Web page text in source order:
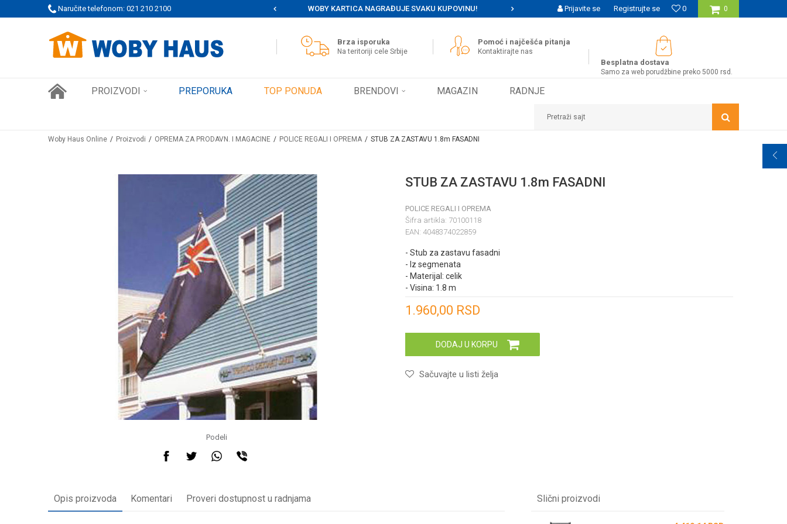
Naručite telefonom: 021 210 2100
PORUDŽBINE! SIGURNO PLAĆANJE PLATNIM KARTICAMA WOBY KARTICA NAGRAĐUJE SVAKU KUPOVINU! MOGUĆNOST BESPLATNE ISPORUKE ZA WEB PORUDŽBINE! 0
0
Prijavite se Registrujte se
Brza isporuka
Na teritoriji cele Srbije
Pomoć i najčešća pitanja
Kontaktirajte nas
Besplatna dostava
Samo za web porudžbine preko 5000 rsd.
PROIZVODI PREPORUKA TOP PONUDA BRENDOVI MAGAZIN RADNJE
Pretraži sajt
Woby Haus Online Proizvodi OPREMA ZA PRODAVN. I MAGACINE POLICE REGALI I OPREMA STUB ZA ZASTAVU 1.8m FASADNI
Podeli
STUB ZA ZASTAVU 1.8m FASADNI
POLICE REGALI I OPREMA
Šifra artikla: 70100118
EAN: 4048374022859
- Stub za zastavu fasadni
- Iz segmenata
- Materijal: celik
- Visina: 1.8 m
1.960,00 RSD
DODAJ U KORPU
Sačuvajte u listi želja
Opis proizvoda Komentari Proveri dostupnost u radnjama Slični proizvodi